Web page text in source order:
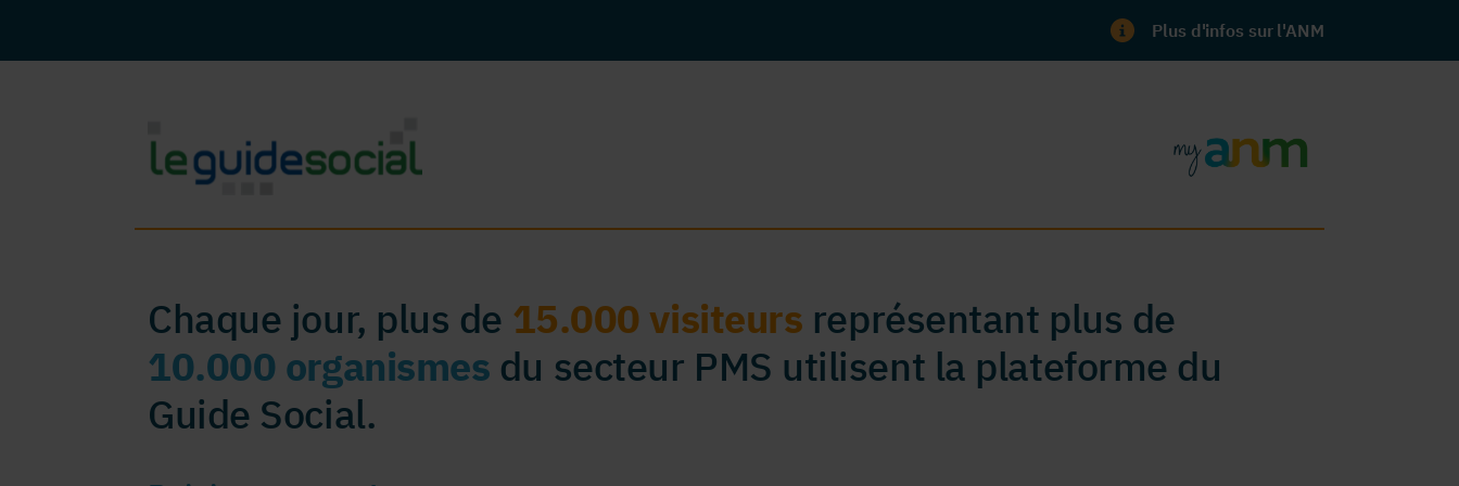
Plus d'infos sur l'ANM
Chaque jour, plus de 15.000 visiteurs représentant plus de
10.000 organismes du secteur PMS utilisent la plateforme du
Guide Social.